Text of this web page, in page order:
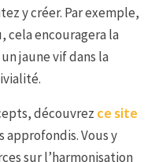
y créer. Par exemple,
cela encouragera la
jaune vif dans la
découvrez ce site
approfondis. Vous y
sur l’harmonisation